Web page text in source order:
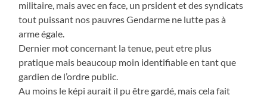
militaire, mais avec en face, un prsident et des syndicats
tout puissant nos pauvres Gendarme ne lutte pas à
arme égale.
Dernier mot concernant la tenue, peut etre plus
pratique mais beaucoup moin identifiable en tant que
gardien de l’ordre public.
Au moins le képi aurait il pu être gardé, mais cela fait